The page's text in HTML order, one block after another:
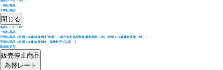
一時払商品
平準払商品
閉じる
為替レート TOP
一時払商品
平準払商品（米国ドル建終身保険/米国ドル建年金支払型特殊養老保険（20）/米国ドル建養老保険（18））
平準払商品（米国ドル建終身保険（保険料円払込型））
取扱規定用
販売停止商品
為替レート